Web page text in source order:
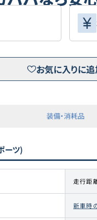
お気に入りに
装備・消耗品
ーツ)
走行距
新車時